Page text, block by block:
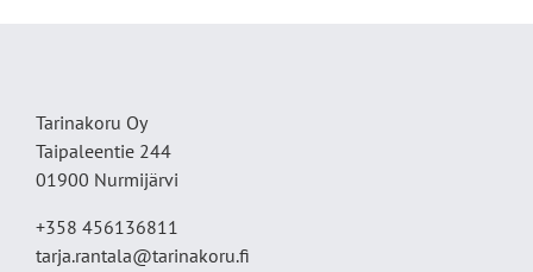
Tarinakoru Oy
Taipaleentie 244
01900 Nurmijärvi
+358 456136811
tarja.rantala@tarinakoru.fi